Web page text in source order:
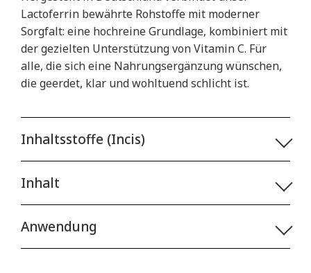
Lactoferrin bewährte Rohstoffe mit moderner
Sorgfalt: eine hochreine Grundlage, kombiniert mit
der gezielten Unterstützung von Vitamin C. Für
alle, die sich eine Nahrungsergänzung wünschen,
die geerdet, klar und wohltuend schlicht ist.
Inhaltsstoffe (Incis)
Inhalt
Anwendung